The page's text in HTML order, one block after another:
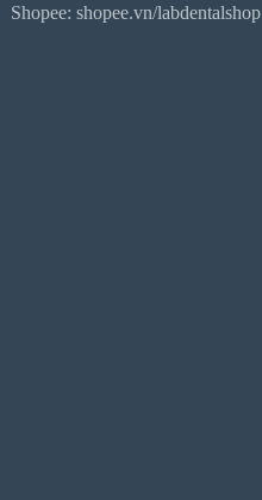
Shopee: shopee.vn/labdentalshop